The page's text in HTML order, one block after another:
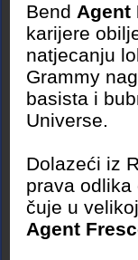
Bend Agent
karijere
natjecanju
Grammy
basista i
Universe.
Dolazeći iz
prava
čuje u
Agent